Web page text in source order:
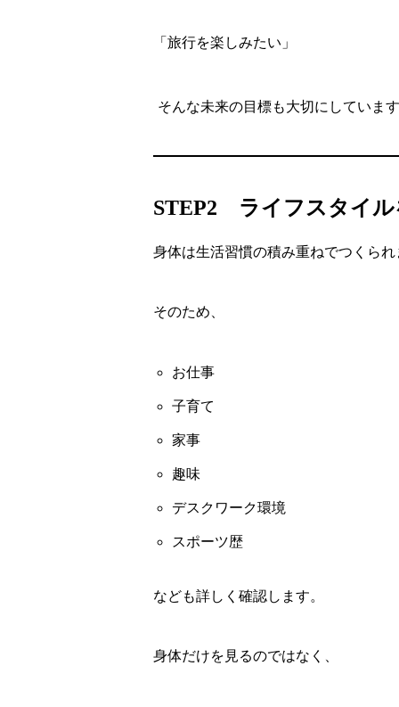
「旅行を楽しみたい」
そんな未来の目標も大切にしています
STEP2 ライフスタイル
身体は生活習慣の積み重ねでつくられ
そのため、
お仕事
子育て
家事
趣味
デスクワーク環境
スポーツ歴
なども詳しく確認します。
身体だけを見るのではなく、